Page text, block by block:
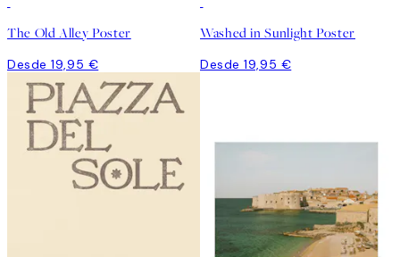
The Old Alley Poster
Desde 19,95 €
Washed in Sunlight Poster
Desde 19,95 €